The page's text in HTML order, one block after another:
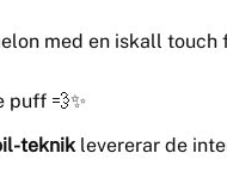
med en iskall touch
puff 💨✨
teknik levererar de